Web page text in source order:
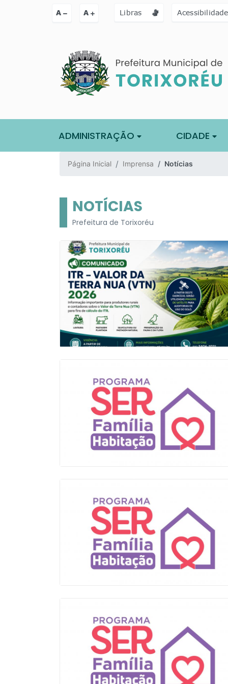
Ir para o conteúdo [alt+1] Ir para o menu [alt+2] Ir para a
A A Libras
ADMINISTRAÇÃO CIDADE
Página Inicial Imprensa Notícias
NOTÍCIAS
Prefeitura de Torixoréu